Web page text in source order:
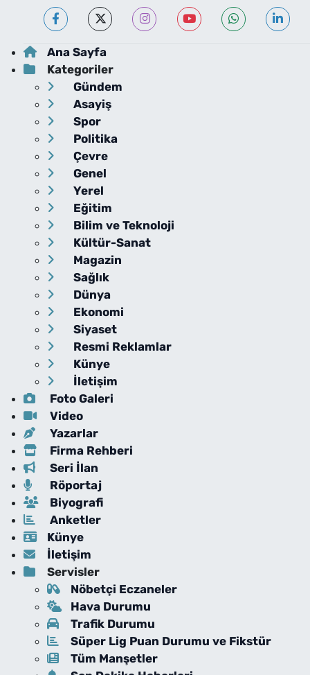
Ana Sayfa
Kategoriler
Gündem
Asayiş
Spor
Politika
Çevre
Genel
Yerel
Eğitim
Bilim ve Teknoloji
Kültür-Sanat
Magazin
Sağlık
Dünya
Ekonomi
Siyaset
Resmi Reklamlar
Künye
İletişim
Foto Galeri
Video
Yazarlar
Firma Rehberi
Seri İlan
Röportaj
Biyografi
Anketler
Künye
İletişim
Servisler
Nöbetçi Eczaneler
Hava Durumu
Trafik Durumu
Süper Lig Puan Durumu ve Fikstür
Tüm Manşetler